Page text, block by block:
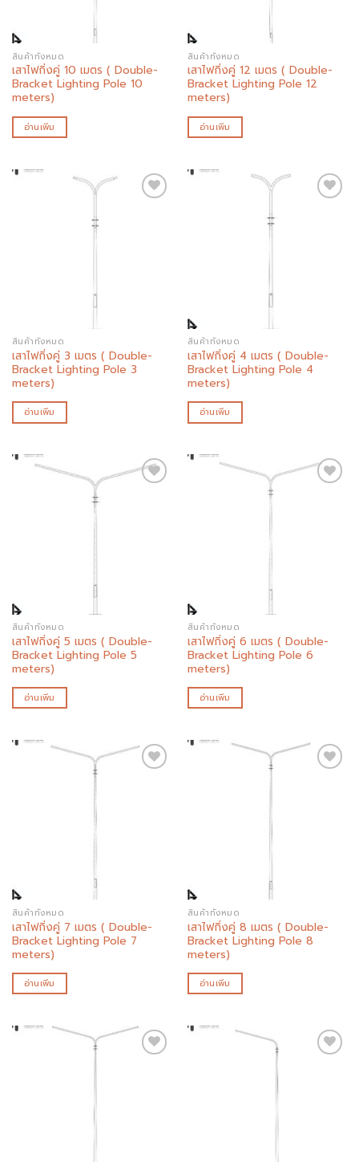
สินค้าทั้งหมด
เสาไฟกิ่งคู่ 10 เมตร ( Double-
Bracket Lighting Pole 10
meters)
อ่านเพิ่ม
สินค้าทั้งหมด
เสาไฟกิ่งคู่ 12 เมตร ( Double-
Bracket Lighting Pole 12
meters)
อ่านเพิ่ม
สินค้าทั้งหมด
เสาไฟกิ่งคู่ 3 เมตร ( Double-
Bracket Lighting Pole 3
meters)
อ่านเพิ่ม
สินค้าทั้งหมด
เสาไฟกิ่งคู่ 4 เมตร ( Double-
Bracket Lighting Pole 4
meters)
อ่านเพิ่ม
สินค้าทั้งหมด
เสาไฟกิ่งคู่ 5 เมตร ( Double-
Bracket Lighting Pole 5
meters)
อ่านเพิ่ม
สินค้าทั้งหมด
เสาไฟกิ่งคู่ 6 เมตร ( Double-
Bracket Lighting Pole 6
meters)
อ่านเพิ่ม
สินค้าทั้งหมด
เสาไฟกิ่งคู่ 7 เมตร ( Double-
Bracket Lighting Pole 7
meters)
อ่านเพิ่ม
สินค้าทั้งหมด
เสาไฟกิ่งคู่ 8 เมตร ( Double-
Bracket Lighting Pole 8
meters)
อ่านเพิ่ม